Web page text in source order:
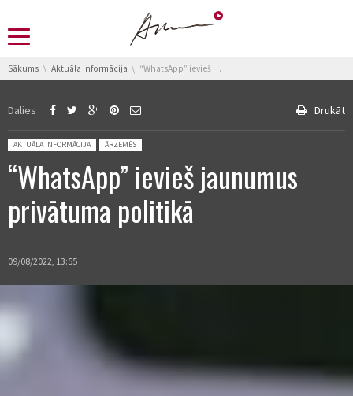
You are here:
Sākums Aktuāla informācija “WhatsApp” ievieš jaunumus privātuma politikā
Dalies Drukāt
Posted in:
AKTUĀLA INFORMĀCIJA ĀRZEMĒS
“WhatsApp” ievieš jaunumus
privātuma politikā
09/08/2022, 13:55